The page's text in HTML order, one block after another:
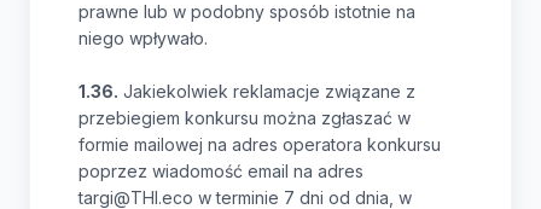
prawne lub w podobny sposób istotnie na
niego wpływało.
1.36. Jakiekolwiek reklamacje związane z
przebiegiem konkursu można zgłaszać w
formie mailowej na adres operatora konkursu
poprzez wiadomość email na adres
targi@THI.eco w terminie 7 dni od dnia, w